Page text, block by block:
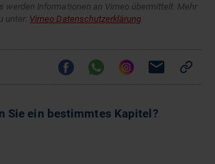
werden Informationen an Vimeo übermittelt. Mehr
unter: Vimeo Datenschutzerklärung.
Sie ein bestimmtes Kapitel?